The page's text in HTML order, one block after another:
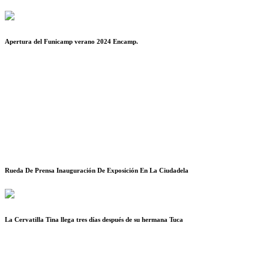
Apertura del Funicamp verano 2024 Encamp.
Rueda De Prensa Inauguración De Exposición En La Ciudadela
La Cervatilla Tina llega tres días después de su hermana Tuca